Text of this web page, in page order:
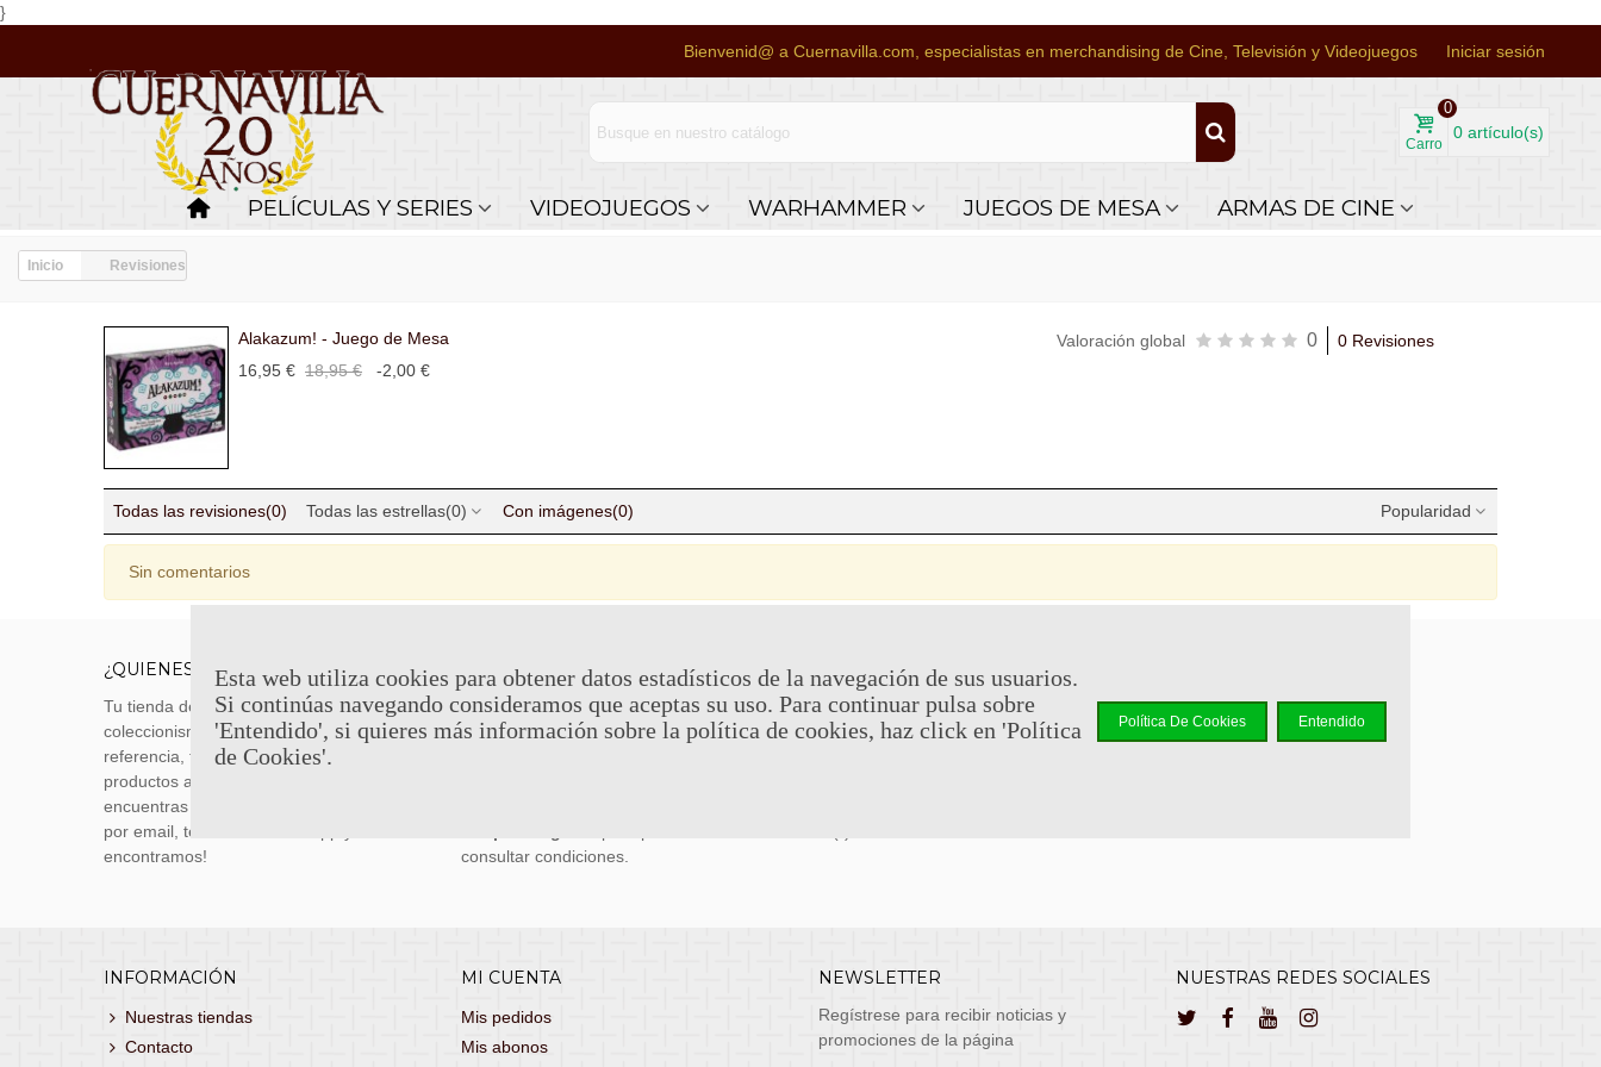
}
Bienvenid@ a Cuernavilla.com, especialistas en merchandising de Cine, Televisión y Videojuegos Iniciar sesión
Carro
0
0 artículo(s)
PELÍCULAS Y SERIES VIDEOJUEGOS WARHAMMER JUEGOS DE MESA ARMAS DE CINE
Inicio Revisiones
Alakazum! - Juego de Mesa
16,95 € 18,95 € -2,00 €
Valoración global 0 0 Revisiones
Todas las revisiones(0) Todas las estrellas(0) Con imágenes(0) Popularidad
Sin comentarios
¿QUIENES SOMOS?
Tu tienda de merchandising, artículos de
coleccionismo y réplicas históricas de
referencia, tenemos una gran variedad de
productos a los mejores precios. Si no
encuentras lo que buscas, danos un toque
por email, teléfono o Whatsapp y te lo
encontramos!
ENVÍOS Y DEVOLUCIONES
Envíos muy económicos en 24h a través de diversos
transportistas, entrega de lunes a viernes no festivos, si
consultar condiciones.
Teléfono y Whatsapp +34 644 110 737
email: atencionalcliente@cuernavilla.com
INFORMACIÓN
Nuestras tiendas
Contacto
MI CUENTA
Mis pedidos
Mis abonos
NEWSLETTER
Regístrese para recibir noticias y
promociones de la página
NUESTRAS REDES SOCIALES
Esta web utiliza cookies para obtener datos estadísticos de la navegación de sus usuarios.
Si continúas navegando consideramos que aceptas su uso. Para continuar pulsa sobre
'Entendido', si quieres más información sobre la política de cookies, haz click en 'Política
de Cookies'.
Política De Cookies Entendido